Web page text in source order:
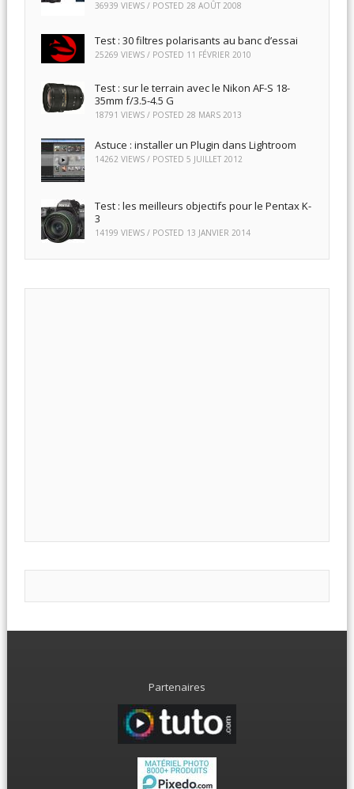
36939 VIEWS / POSTED 28 AOÛT 2008
Test : 30 filtres polarisants au banc d’essai
25269 VIEWS / POSTED 11 FÉVRIER 2010
Test : sur le terrain avec le Nikon AF-S 18-
35mm f/3.5-4.5 G
18791 VIEWS / POSTED 28 MARS 2013
Astuce : installer un Plugin dans Lightroom
14262 VIEWS / POSTED 5 JUILLET 2012
Test : les meilleurs objectifs pour le Pentax K-
3
14199 VIEWS / POSTED 13 JANVIER 2014
Partenaires